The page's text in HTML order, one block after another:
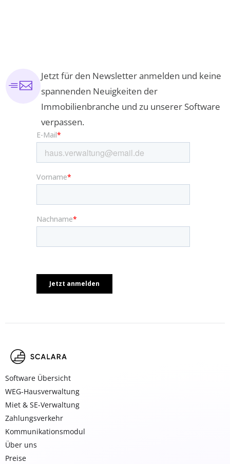
Jetzt für den Newsletter anmelden und keine
spannenden Neuigkeiten der
Immobilienbranche und zu unserer Software
verpassen.
Software Übersicht
WEG-Hausverwaltung
Miet & SE-Verwaltung
Zahlungsverkehr
Kommunikationsmodul
Über uns
Preise